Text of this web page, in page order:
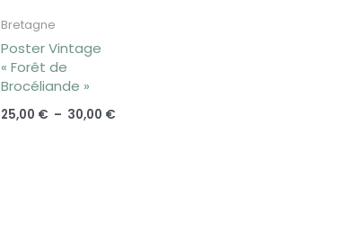
Bretagne
Poster Vintage
« Forêt de
Brocéliande »
25,00 € – 30,00 €